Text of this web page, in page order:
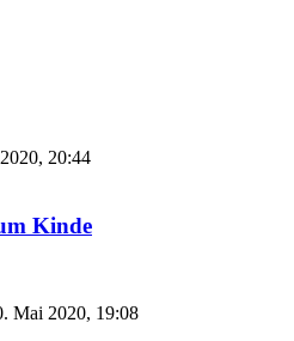
20:44
Kinde
Mai 2020, 19:08